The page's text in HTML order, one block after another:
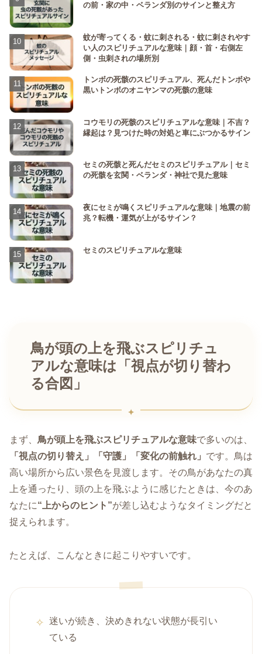
の前・家の中・ベランダ別のサインと整え方
蚊が寄ってくる・蚊に刺される・蚊に刺されやす
い人のスピリチュアルな意味｜顔・首・右側左
側・虫刺されの場所別
トンボの死骸のスピリチュアル、死んだトンボや
黒いトンボのオニヤンマの死骸の意味
コウモリの死骸のスピリチュアルな意味｜不吉？
縁起は？見つけた時の対処と車にぶつかるサイン
セミの死骸と死んだセミのスピリチュアル｜セミ
の死骸を玄関・ベランダ・神社で見た意味
夜にセミが鳴くスピリチュアルな意味｜地震の前
兆？転機・運気が上がるサイン？
セミのスピリチュアルな意味
鳥が頭の上を飛ぶスピリチュ
アルな意味は「視点が切り替わ
る合図」
まず、 鳥が頭上を飛ぶスピリチュアルな意味で多いのは、
「視点の切り替え」「守護」「変化の前触れ」 です。鳥は
高い場所から広い景色を見渡します。その鳥があなたの真
上を通ったり、頭の上を飛ぶように感じたときは、今のあ
なたに“上からのヒント”が差し込むようなタイミングだと
捉えられます。
たとえば、こんなときに起こりやすいです。
迷いが続き、決めきれない状態が長引い
ている